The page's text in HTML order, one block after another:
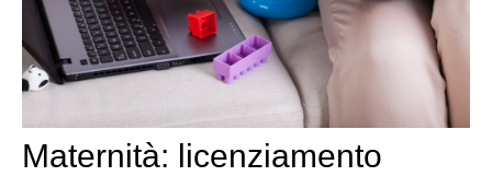
Maternità: licenziamento